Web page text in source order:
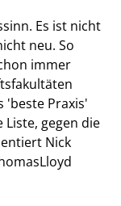
Es ist nicht
neu. So
immer
'beste Praxis'
Liste, gegen die
Nick